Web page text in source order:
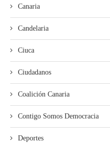
Canaria
Candelaria
Ciuca
Ciudadanos
Coalición Canaria
Contigo Somos Democracia
Deportes